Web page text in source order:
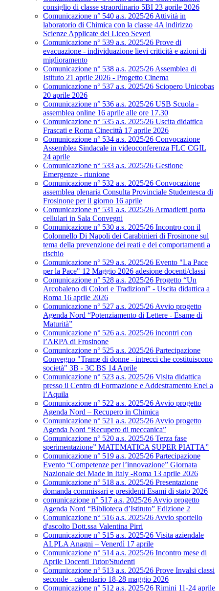
consiglio di classe straordinario 5BI 23 aprile 2026
Comunicazione n° 540 a.s. 2025/26 Attività in
laboratorio di Chimica con la classe 4A indirizzo
Scienze Applicate del Liceo Severi
Comunicazione n° 539 a.s. 2025/26 Prove di
evacuazione - individuazione lievi criticità e azioni di
miglioramento
Comunicazione n° 538 a.s. 2025/26 Assemblea di
Istituto 21 aprile 2026 - Progetto Cinema
Comunicazione n° 537 a.s. 2025/26 Sciopero Unicobas
20 aprile 2026
Comunicazione n° 536 a.s. 2025/26 USB Scuola -
assemblea online 16 aprile alle ore 17.30
Comunicazione n° 535 a.s. 2025/26 Uscita didattica
Frascati e Roma Cinecittà 17 aprile 2026
Comunicazione n° 534 a.s. 2025/26 Convocazione
Assemblea Sindacale in videoconferenza FLC CGIL
24 aprile
Comunicazione n° 533 a.s. 2025/26 Gestione
Emergenze - riunione
Comunicazione n° 532 a.s. 2025/26 Convocazione
assemblea plenaria Consulta Provinciale Studentesca di
Frosinone per il giorno 16 aprile
Comunicazione n° 531 a.s. 2025/26 Armadietti porta
cellulari in Sala Convegni
Comunicazione n° 530 a.s. 2025/26 Incontro con il
Colonnello Di Napoli dei Carabinieri di Frosinone sul
tema della prevenzione dei reati e dei comportamenti a
rischio
Comunicazione n° 529 a.s. 2025/26 Evento "La Pace
per la Pace" 12 Maggio 2026 adesione docenti/classi
Comunicazione n° 528 a.s. 2025/26 Progetto “Un
Arcobaleno di Colori e Tradizioni” - Uscita didattica a
Roma 16 aprile 2026
Comunicazione n° 527 a.s. 2025/26 Avvio progetto
Agenda Nord “Potenziamento di Lettere - Esame di
Maturità”
Comunicazione n° 526 a.s. 2025/26 incontri con
l’ARPA di Frosinone
Comunicazione n° 525 a.s. 2025/26 Partecipazione
Convegno "Trame di donne - intrecci che costituiscono
società" 3B - 3C BS 14 Aprile
Comunicazione n° 523 a.s. 2025/26 Visita didattica
presso il Centro di Formazione e Addestramento Enel a
l’Aquila
Comunicazione n° 522 a.s. 2025/26 Avvio progetto
Agenda Nord – Recupero in Chimica
Comunicazione n° 521 a.s. 2025/26 Avvio progetto
Agenda Nord “Recupero di meccanica”
Comunicazione n° 520 a.s. 2025/26 Terza fase
sperimentazione” MATEMATICA SUPER PIATTA”
Comunicazione n° 519 a.s. 2025/26 Partecipazione
Evento “Competenze per l’innovazione” Giornata
Nazionale del Made in Italy -Roma 13 aprile 2026
Comunicazione n° 518 a.s. 2025/26 Presentazione
domanda commissari e presidenti Esami di stato 2026
comunicazione n° 517 a.s. 2025/26 Avvio progetto
Agenda Nord “Biblioteca d’Istituto” Edizione 2
Comunicazione n° 516 a.s. 2025/26 Avvio sportello
d'ascolto Dott.ssa Valentina Pirri
Comunicazione n° 515 a.s. 2025/26 Visita aziendale
ALPLA Anagni – Venerdì 17 aprile
Comunicazione n° 514 a.s. 2025/26 Incontro mese di
Aprile Docenti Tutor/Studenti
Comunicazione n° 513 a.s. 2025/26 Prove Invalsi classi
seconde - calendario 18-28 maggio 2026
Comunicazione n° 512 a.s. 2025/26 Rimini 11-24 aprile